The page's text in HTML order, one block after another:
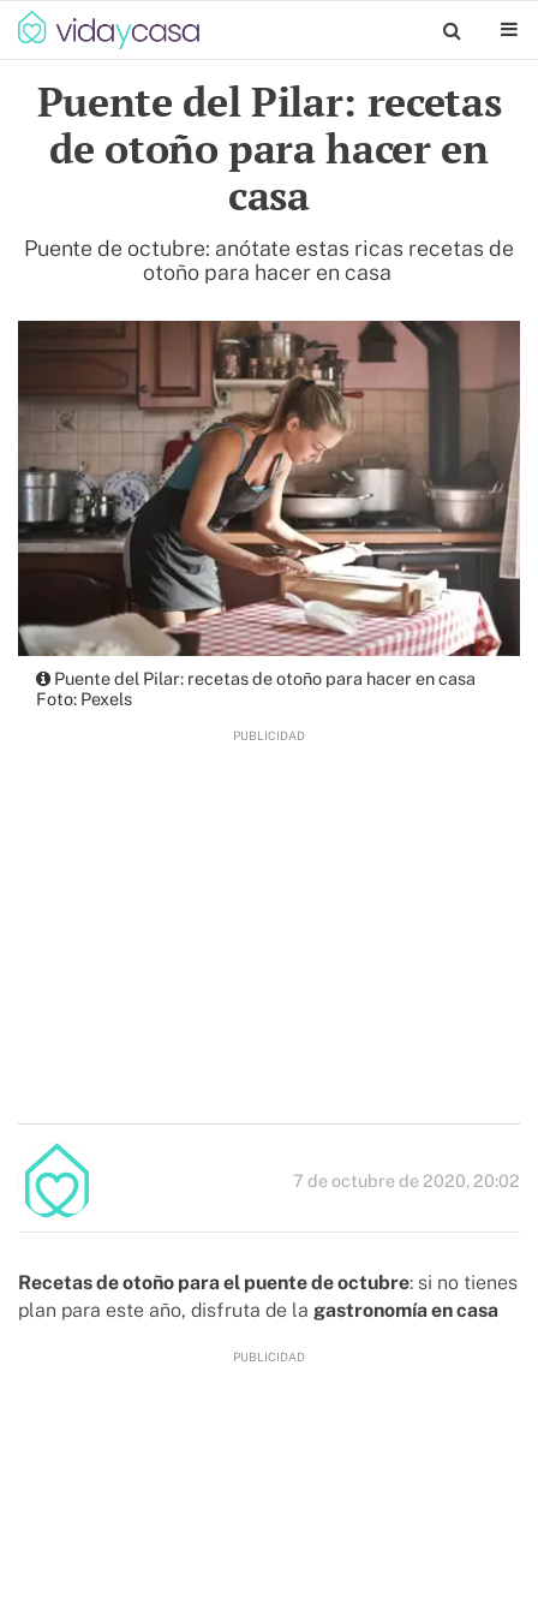
Puente del Pilar: recetas
de otoño para hacer en
casa
Puente de octubre: anótate estas ricas recetas de
otoño para hacer en casa
Puente del Pilar: recetas de otoño para hacer en casa
Foto: Pexels
7 de octubre de 2020, 20:02
Recetas de otoño para el puente de octubre: si no tienes
plan para este año, disfruta de la gastronomía en casa